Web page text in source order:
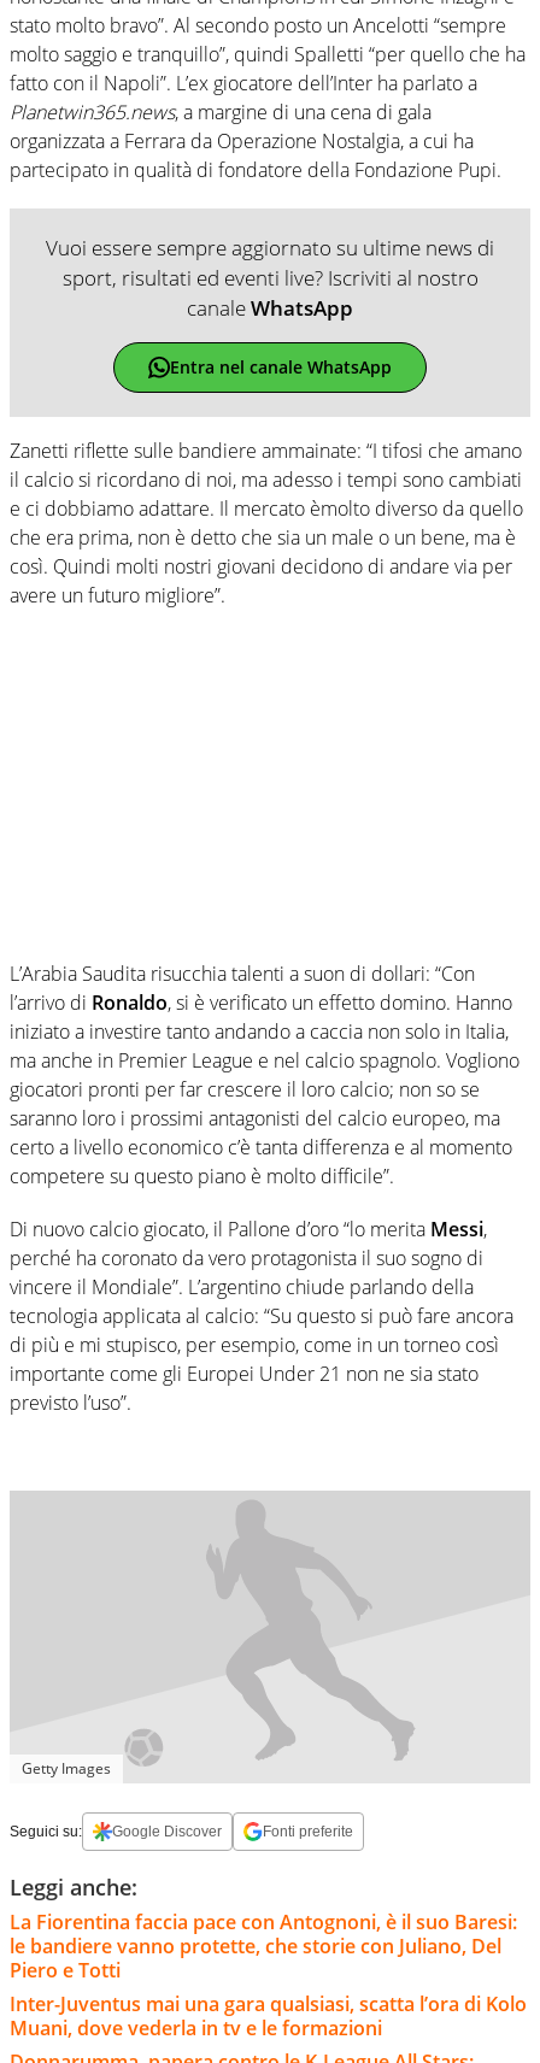
stato molto bravo”. Al secondo posto un Ancelotti “sempre
molto saggio e tranquillo”, quindi Spalletti “per quello che ha
fatto con il Napoli”. L’ex giocatore dell’Inter ha parlato a
Planetwin365.news, a margine di una cena di gala
organizzata a Ferrara da Operazione Nostalgia, a cui ha
partecipato in qualità di fondatore della Fondazione Pupi.
Vuoi essere sempre aggiornato su ultime news di
sport, risultati ed eventi live? Iscriviti al nostro
canaleWhatsApp
Entra nel canale WhatsApp
Zanetti riflette sulle bandiere ammainate: “I tifosi che amano
il calcio si ricordano di noi, ma adesso i tempi sono cambiati
e ci dobbiamo adattare. Il mercato èmolto diverso da quello
che era prima, non è detto che sia un male o un bene, ma è
così. Quindi molti nostri giovani decidono di andare via per
avere un futuro migliore”.
L’Arabia Saudita risucchia talenti a suon di dollari: “Con
l’arrivo di Ronaldo, si è verificato un effetto domino. Hanno
iniziato a investire tanto andando a caccia non solo in Italia,
ma anche in Premier League e nel calcio spagnolo. Vogliono
giocatori pronti per far crescere il loro calcio; non so se
saranno loro i prossimi antagonisti del calcio europeo, ma
certo a livello economico c’è tanta differenza e al momento
competere su questo piano è molto difficile”.
Di nuovo calcio giocato, il Pallone d’oro “lo merita Messi,
perché ha coronato da vero protagonista il suo sogno di
vincere il Mondiale”. L’argentino chiude parlando della
tecnologia applicata al calcio: “Su questo si può fare ancora
di più e mi stupisco, per esempio, come in un torneo così
importante come gli Europei Under 21 non ne sia stato
previsto l’uso”.
Getty Images
Seguici su: Google Discover Fonti preferite
Leggi anche:
La Fiorentina faccia pace con Antognoni, è il suo Baresi:
le bandiere vanno protette, che storie con Juliano, Del
Piero e Totti
Inter-Juventus mai una gara qualsiasi, scatta l’ora di Kolo
Muani, dove vederla in tv e le formazioni